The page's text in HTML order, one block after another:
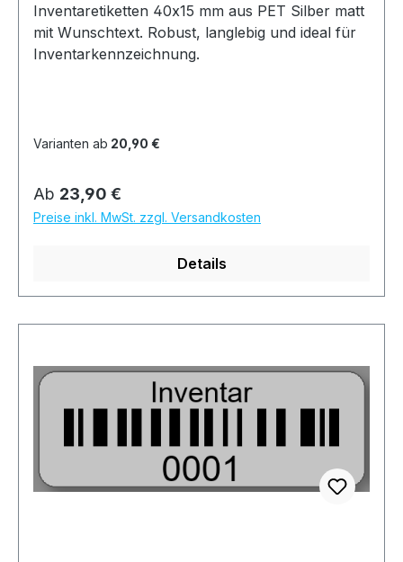
Inventaretiketten 40x15 mm aus PET Silber matt
mit Wunschtext. Robust, langlebig und ideal für
Inventarkennzeichnung.
Varianten ab 20,90 €
Regulärer Preis:
Ab 23,90 €
Preise inkl. MwSt. zzgl. Versandkosten
Details